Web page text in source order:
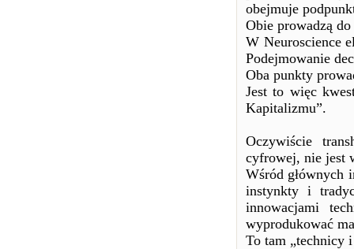
obejmuje
Obie prowadzą
W Neuroscience
Podejmowanie
Oba punkty
Jest to więc
Kapitalizmu”.
Oczywiście
cyfrowej, nie jest
Wśród głównych
instynkty i
innowacjami
wyprodukować
To tam „technicy